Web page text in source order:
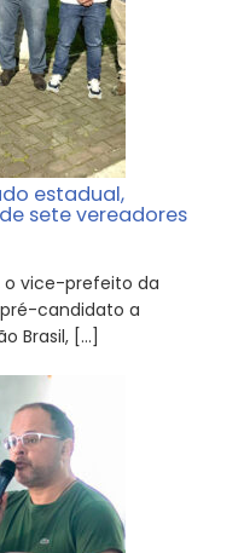
estadual,
sete vereadores
o vice-prefeito da
candidato a
Brasil, […]